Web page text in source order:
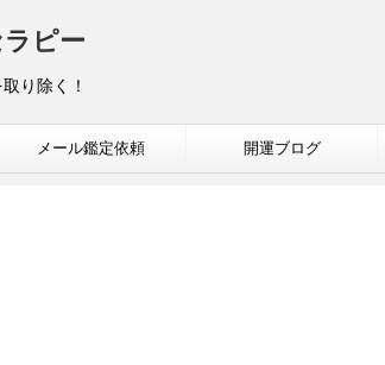
ピー
り除く！
メール鑑定依頼 開運ブログ